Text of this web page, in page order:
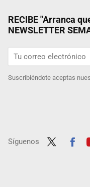
RECIBE "Arranca
NEWSLETTER
Suscribiéndote aceptas
Síguenos